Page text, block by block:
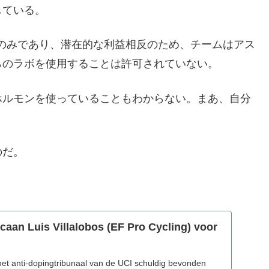
いる。
であり、潜在的な利益相反のため、チームはアス
ラボを使用することは許可されていない。
モンを使っていることもわからない。まあ、自分
。
Luis Villalobos (EF Pro Cycling) voor
anti-dopingtribunaal van de UCI schuldig bevonden